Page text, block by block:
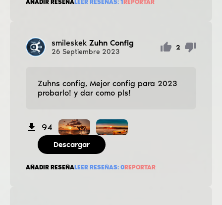
AÑADIR RESEÑALEER RESEÑAS: 1REPORTAR
smileskek Zuhn Config
26 Septiembre 2023
2
Zuhns config, Mejor config para 2023
probarlo! y dar como pls!
94
Descargar
AÑADIR RESEÑALEER RESEÑAS: 0REPORTAR